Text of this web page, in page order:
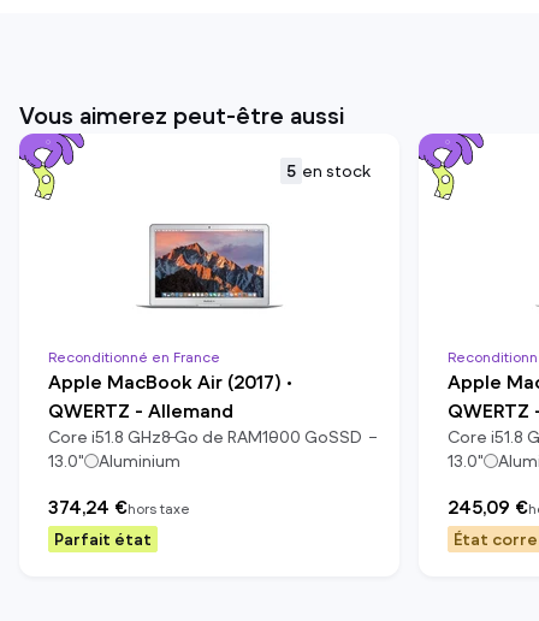
Vous aimerez peut-être aussi
5 en stock
Reconditionné en France
Apple MacBook Air (2017) •
QWERTZ - Allemand
Core i51.8 GHz8Go de RAM1000 GoSSD
13.0" Aluminium
374,24 €hors taxe
Parfait état
Apple
Core i51.8
13.0"
245,09 €
État